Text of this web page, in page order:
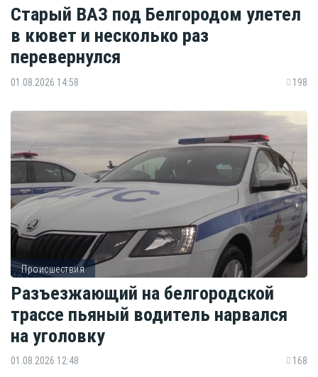
Старый ВАЗ под Белгородом улетел
в кювет и несколько раз
перевернулся
01.08.2026 14:58 198
Происшествия
Разъезжающий на белгородской
трассе пьяный водитель нарвался
на уголовку
01.08.2026 12:48 168